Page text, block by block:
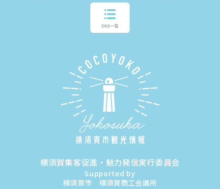
横須賀集客促進・魅力発信実行委員会
Supported by
横須賀市 横須賀商工会議所